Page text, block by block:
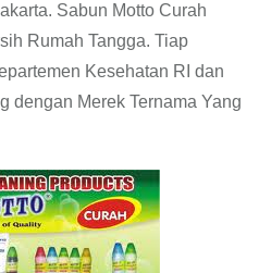
Sabun Motto Curah
Rumah Tangga. Tiap
Kesehatan RI dan
dengan Merek Ternama Yang